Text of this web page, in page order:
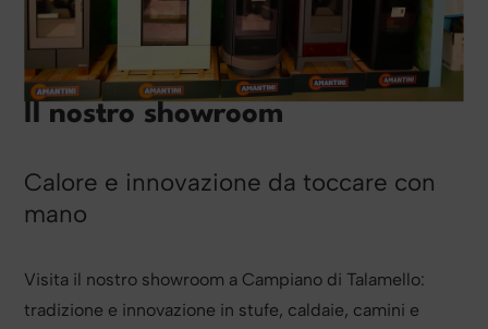
Il nostro showroom
Calore e innovazione da toccare con
mano
Visita il nostro showroom a Campiano di Talamello:
tradizione e innovazione in stufe, caldaie, camini e